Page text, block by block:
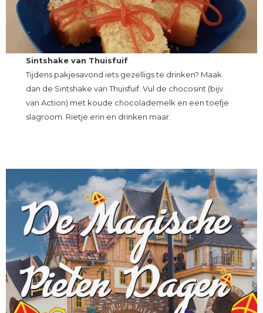
Sintshake van Thuisfuif
Tijdens pakjesavond iets gezelligs te drinken? Maak
dan de Sintshake van Thuisfuif. Vul de chocosint (bijv.
van Action) met koude chocolademelk en een toefje
slagroom. Rietje erin en drinken maar.